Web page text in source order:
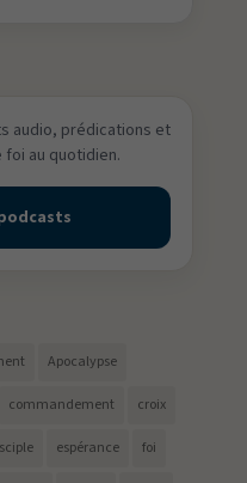
audio, prédications et
au quotidien.
Apocalypse
commandement croix
espérance foi